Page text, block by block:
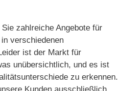
Sie zahlreiche Angebote für
verschiedenen
ist der Markt für
unübersichtlich, und es ist
zu erkennen.